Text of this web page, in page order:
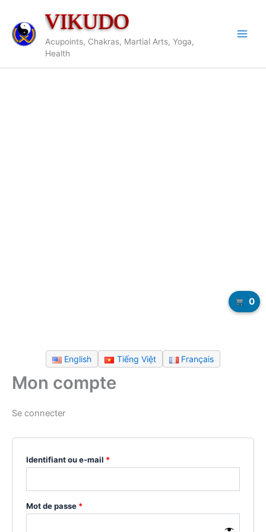
contenu
VIKUDO
Acupoints, Chakras, Martial Arts, Yoga,
Health
English Tiếng Việt Français
Mon compte
Se connecter
Identifiant ou e-mail *Obligatoire
Mot de passe *Obligatoire
0